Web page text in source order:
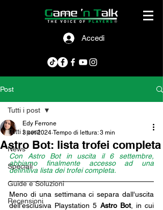
Accedi
Post
Tutti i post
News
Speciali
Guide e Soluzioni
Recensioni
Tutti i post
Astro Bot: lista trofei completa
Edy Ferrone
3 set 2024 Tempo di lettura: 3 min
Con Astro Bot in uscita il 6 settembre,
abbiamo finalmente accesso ad una
definitiva lista dei trofei completa.
Meno di una settimana ci separa dall'uscita
dell'esclusiva Playstation 5 Astro Bot, in cui